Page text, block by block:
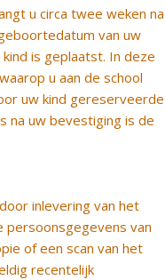
u circa twee weken na
van uw
is geplaatst. In deze
u aan de school
uw kind gereserveerde
na uw bevestiging is de
inlevering van het
persoonsgegevens van
of een scan van het
recentelijk